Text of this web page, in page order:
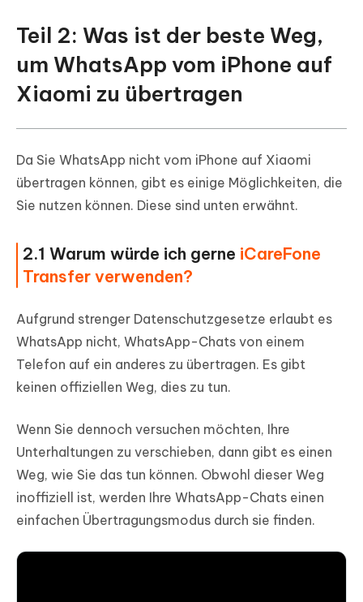
Teil 2: Was ist der beste Weg,
um WhatsApp vom iPhone auf
Xiaomi zu übertragen
Da Sie WhatsApp nicht vom iPhone auf Xiaomi
übertragen können, gibt es einige Möglichkeiten, die
Sie nutzen können. Diese sind unten erwähnt.
2.1 Warum würde ich gerne iCareFone
Transfer verwenden?
Aufgrund strenger Datenschutzgesetze erlaubt es
WhatsApp nicht, WhatsApp-Chats von einem
Telefon auf ein anderes zu übertragen. Es gibt
keinen offiziellen Weg, dies zu tun.
Wenn Sie dennoch versuchen möchten, Ihre
Unterhaltungen zu verschieben, dann gibt es einen
Weg, wie Sie das tun können. Obwohl dieser Weg
inoffiziell ist, werden Ihre WhatsApp-Chats einen
einfachen Übertragungsmodus durch sie finden.